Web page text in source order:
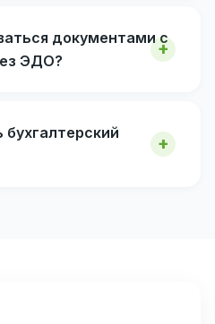
документами с
ЭДО?
бухгалтерский